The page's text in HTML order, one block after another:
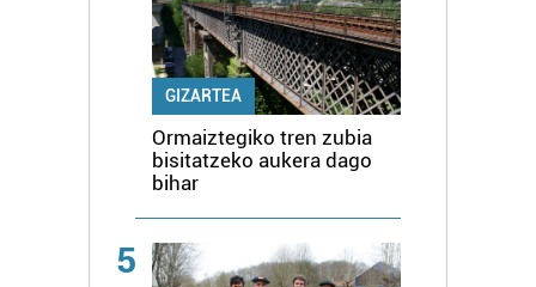
GIZARTEA
Ormaiztegiko tren zubia
bisitatzeko aukera dago
bihar
5